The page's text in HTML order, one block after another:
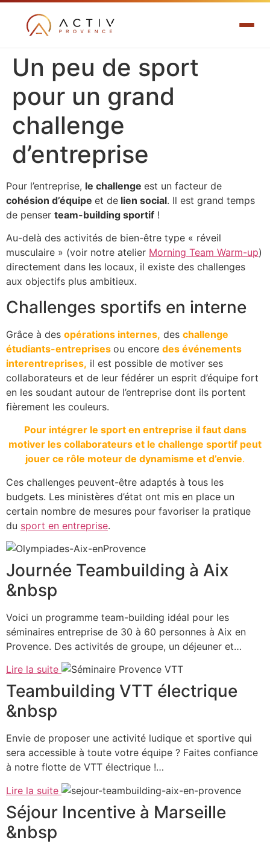
Un peu de sport
pour un grand
challenge
d’entreprise
Pour l’entreprise, le challenge est un facteur de
cohésion d’équipe et de lien social. Il est grand temps
de penser team-building sportif !
Au-delà des activités de bien-être type « réveil
musculaire » (voir notre atelier Morning Team Warm-up)
directement dans les locaux, il existe des challenges
aux objectifs plus ambitieux.
Challenges sportifs en interne
Grâce à des opérations internes, des challenge
étudiants-entreprises ou encore des événements
interentreprises, il est possible de motiver ses
collaborateurs et de leur fédérer un esprit d’équipe fort
en les soudant autour de l’entreprise dont ils portent
fièrement les couleurs.
Pour intégrer le sport en entreprise il faut dans
motiver les collaborateurs et le challenge sportif peut
jouer ce rôle moteur de dynamisme et d’envie.
Ces challenges peuvent-être adaptés à tous les
budgets. Les ministères d’état ont mis en place un
certain nombre de mesures pour favoriser la pratique
du sport en entreprise.
Journée Teambuilding à Aix
&nbsp
Voici un programme team-building idéal pour les
séminaires entreprise de 30 à 60 personnes à Aix en
Provence. Des activités de groupe, un déjeuner et…
Lire la suite
Teambuilding VTT électrique
&nbsp
Envie de proposer une activité ludique et sportive qui
sera accessible à toute votre équipe ? Faites confiance
à notre flotte de VTT électrique !…
Lire la suite
Séjour Incentive à Marseille
&nbsp